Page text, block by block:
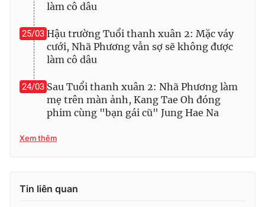
làm cô dâu
25/03 Hậu trường Tuổi thanh xuân 2: Mặc váy
cưới, Nhã Phương vẫn sợ sẽ không được
làm cô dâu
24/03 Sau Tuổi thanh xuân 2: Nhã Phương làm
mẹ trên màn ảnh, Kang Tae Oh đóng
phim cùng "bạn gái cũ" Jung Hae Na
Xem thêm
Tin liên quan